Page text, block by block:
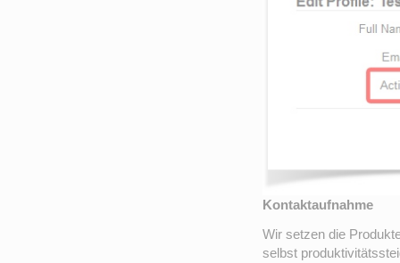
Kontaktaufnahme
Wir setzen die
selbst